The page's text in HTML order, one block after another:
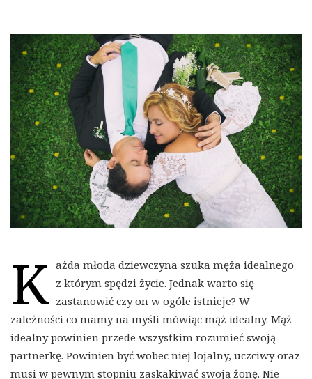
K ażda młoda dziewczyna szuka męża idealnego
z którym spędzi życie. Jednak warto się
zastanowić czy on w ogóle istnieje? W
zależności co mamy na myśli mówiąc mąż idealny. Mąż
idealny powinien przede wszystkim rozumieć swoją
partnerkę. Powinien być wobec niej lojalny, uczciwy oraz
musi w pewnym stopniu zaskakiwać swoją żonę. Nie